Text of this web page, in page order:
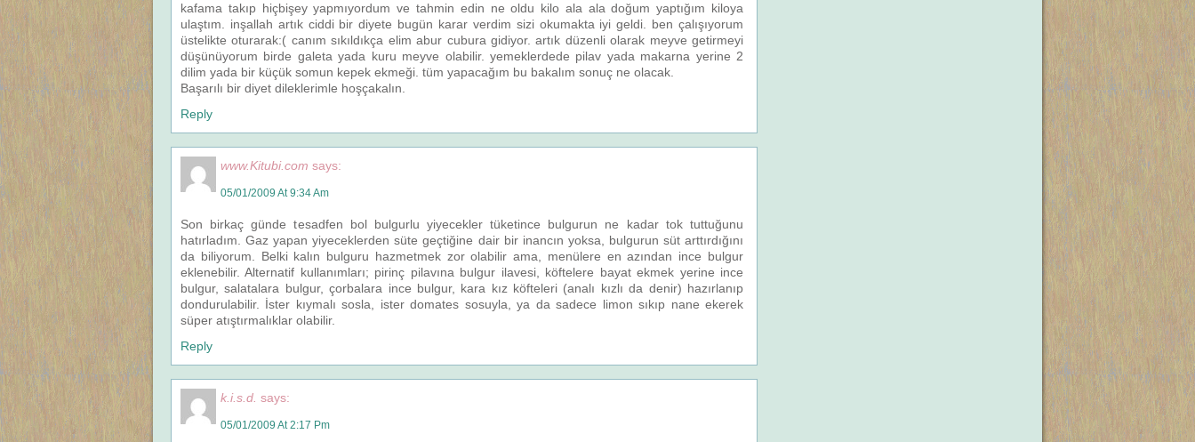
kafama takıp hiçbişey yapmıyordum ve tahmin edin ne oldu kilo ala ala doğum yaptığım kiloya
ulaştım. inşallah artık ciddi bir diyete bugün karar verdim sizi okumakta iyi geldi. ben çalışıyorum
üstelikte oturarak:( canım sıkıldıkça elim abur cubura gidiyor. artık düzenli olarak meyve getirmeyi
düşünüyorum birde galeta yada kuru meyve olabilir. yemeklerdede pilav yada makarna yerine 2
dilim yada bir küçük somun kepek ekmeği. tüm yapacağım bu bakalım sonuç ne olacak.
Başarılı bir diyet dileklerimle hoşçakalın.
Reply
www.Kitubi.com says:
05/01/2009 At 9:34 Am
Son birkaç günde tesadfen bol bulgurlu yiyecekler tüketince bulgurun ne kadar tok tuttuğunu
hatırladım. Gaz yapan yiyeceklerden süte geçtiğine dair bir inancın yoksa, bulgurun süt arttırdığını
da biliyorum. Belki kalın bulguru hazmetmek zor olabilir ama, menülere en azından ince bulgur
eklenebilir. Alternatif kullanımları; pirinç pilavına bulgur ilavesi, köftelere bayat ekmek yerine ince
bulgur, salatalara bulgur, çorbalara ince bulgur, kara kız köfteleri (analı kızlı da denir) hazırlanıp
dondurulabilir. İster kıymalı sosla, ister domates sosuyla, ya da sadece limon sıkıp nane ekerek
süper atıştırmalıklar olabilir.
Reply
k.i.s.d. says:
05/01/2009 At 2:17 Pm